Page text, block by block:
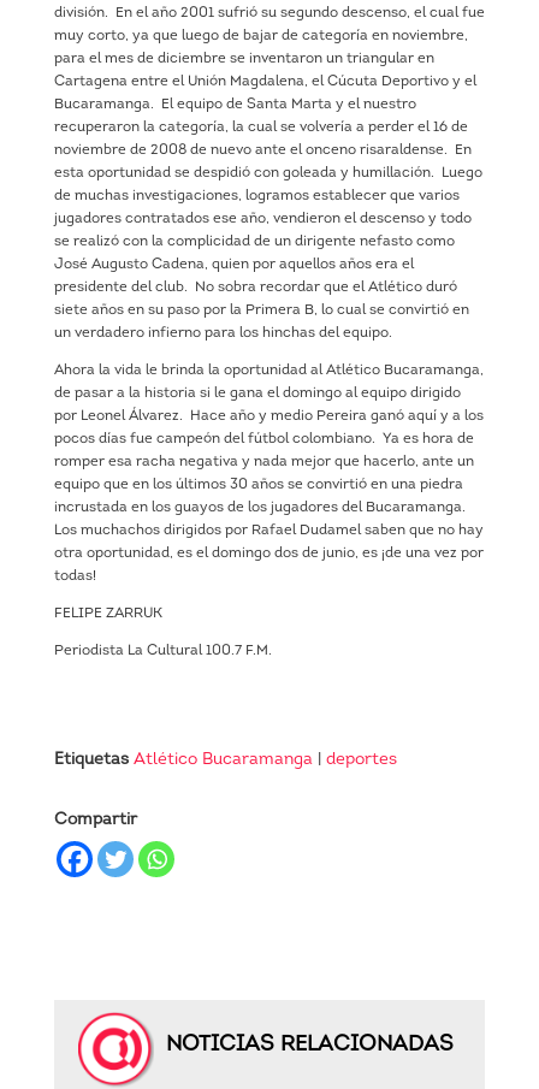
división. En el año 2001 sufrió su segundo descenso, el cual fue
muy corto, ya que luego de bajar de categoría en noviembre,
para el mes de diciembre se inventaron un triangular en
Cartagena entre el Unión Magdalena, el Cúcuta Deportivo y el
Bucaramanga. El equipo de Santa Marta y el nuestro
recuperaron la categoría, la cual se volvería a perder el 16 de
noviembre de 2008 de nuevo ante el onceno risaraldense. En
esta oportunidad se despidió con goleada y humillación. Luego
de muchas investigaciones, logramos establecer que varios
jugadores contratados ese año, vendieron el descenso y todo
se realizó con la complicidad de un dirigente nefasto como
José Augusto Cadena, quien por aquellos años era el
presidente del club. No sobra recordar que el Atlético duró
siete años en su paso por la Primera B, lo cual se convirtió en
un verdadero infierno para los hinchas del equipo.
Ahora la vida le brinda la oportunidad al Atlético Bucaramanga,
de pasar a la historia si le gana el domingo al equipo dirigido
por Leonel Álvarez. Hace año y medio Pereira ganó aquí y a los
pocos días fue campeón del fútbol colombiano. Ya es hora de
romper esa racha negativa y nada mejor que hacerlo, ante un
equipo que en los últimos 30 años se convirtió en una piedra
incrustada en los guayos de los jugadores del Bucaramanga.
Los muchachos dirigidos por Rafael Dudamel saben que no hay
otra oportunidad, es el domingo dos de junio, es ¡de una vez por
todas!
FELIPE ZARRUK
Periodista La Cultural 100.7 F.M.
Etiquetas Atlético Bucaramanga| deportes
Compartir
NOTICIAS RELACIONADAS